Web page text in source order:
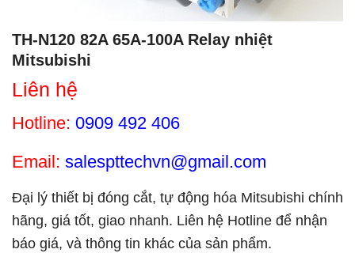
TH-N120 82A 65A-100A Relay nhiệt
Mitsubishi
Liên hệ
Hotline: 0909 492 406
Email: salespttechvn@gmail.com
Đại lý thiết bị đóng cắt, tự động hóa Mitsubishi chính
hãng, giá tốt, giao nhanh. Liên hệ Hotline để nhận
báo giá, và thông tin khác của sản phẩm.